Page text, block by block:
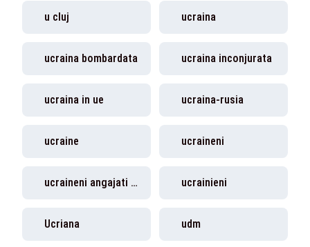
u cluj ucraina
ucraina bombardata ucraina inconjurata
ucraina in ue ucraina-rusia
ucraine ucraineni
ucraineni angajati romania ucrainieni
Ucriana udm